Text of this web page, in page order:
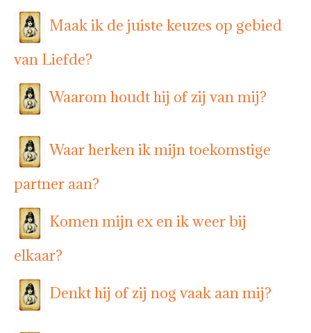
Maak ik de juiste keuzes op gebied
van Liefde?
Waarom houdt hij of zij van mij?
Waar herken ik mijn toekomstige
partner aan?
Komen mijn ex en ik weer bij
elkaar?
Denkt hij of zij nog vaak aan mij?